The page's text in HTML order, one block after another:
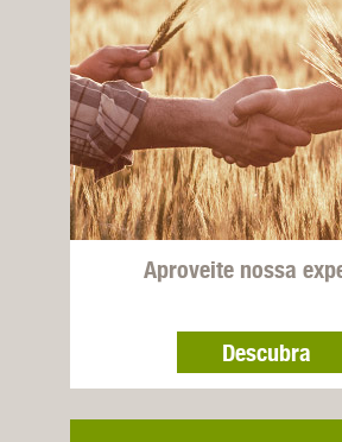
Aproveite nossa
Descubra